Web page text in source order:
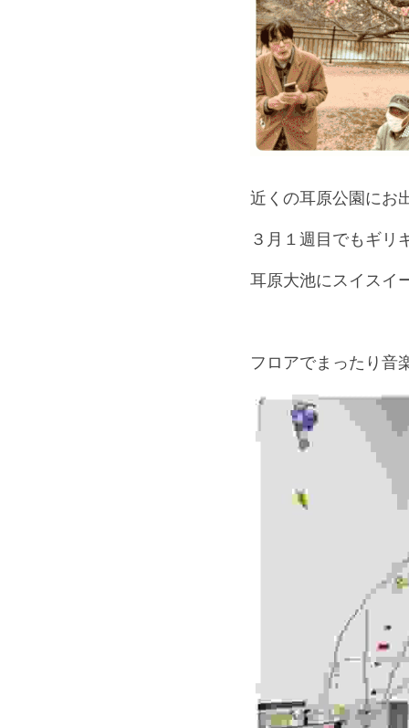
近くの耳原公園にお
３月１週目でもギ
耳原大池にスイスイ
フロアでまったり音